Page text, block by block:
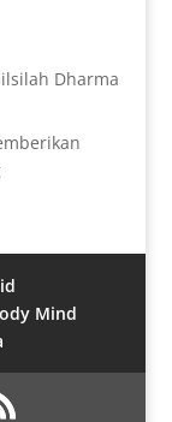
Dharma
Mind